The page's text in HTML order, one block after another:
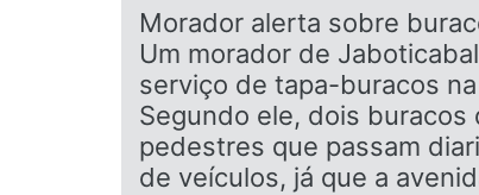
Morador alerta sobre
Um morador de
serviço de tapa-buracos
Segundo ele, dois
pedestres que passam
de veículos, já que a